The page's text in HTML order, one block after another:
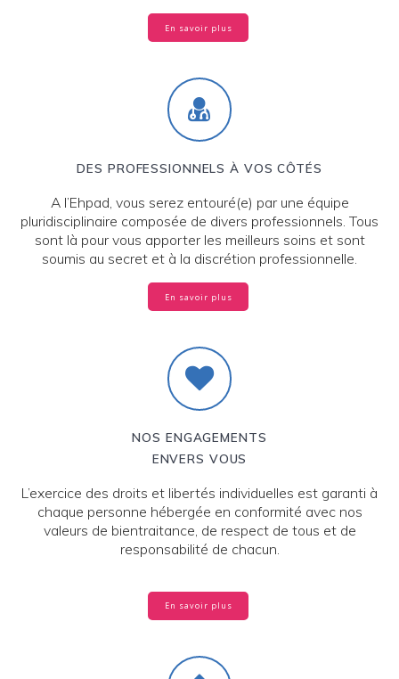
En savoir plus
DES PROFESSIONNELS À VOS CÔTÉS
A l’Ehpad, vous serez entouré(e) par une équipe
pluridisciplinaire composée de divers professionnels. Tous
sont là pour vous apporter les meilleurs soins et sont
soumis au secret et à la discrétion professionnelle.
En savoir plus
NOS ENGAGEMENTS
ENVERS VOUS
L’exercice des droits et libertés individuelles est garanti à
chaque personne hébergée en conformité avec nos
valeurs de bientraitance, de respect de tous et de
responsabilité de chacun.
En savoir plus